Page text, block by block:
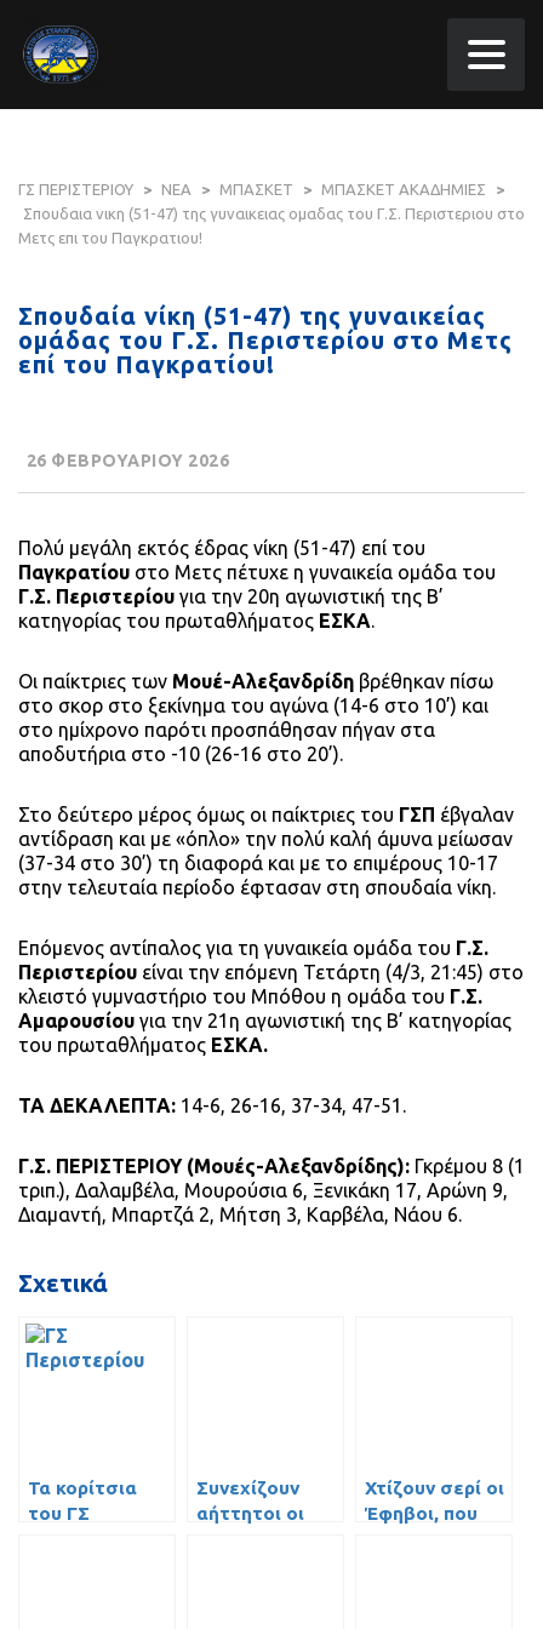
ΓΣ ΠΕΡΙΣΤΕΡΙΟΥ > ΝΕΑ > ΜΠΑΣΚΕΤ > ΜΠΑΣΚΕΤ ΑΚΑΔΗΜΙΕΣ
>
Σπουδαια νικη (51-47) της γυναικειας ομαδας του Γ.Σ. Περιστεριου στο
Μετς επι του Παγκρατιου!
Σπουδαία νίκη (51-47) της γυναικείας
ομάδας του Γ.Σ. Περιστερίου στο Μετς
επί του Παγκρατίου!
26 ΦΕΒΡΟΥΑΡΙΟΥ 2026
Πολύ μεγάλη εκτός έδρας νίκη (51-47) επί του
Παγκρατίου στο Μετς πέτυχε η γυναικεία ομάδα του
Γ.Σ. Περιστερίου για την 20η αγωνιστική της Β’
κατηγορίας του πρωταθλήματος ΕΣΚΑ.
Οι παίκτριες των Μουέ-Αλεξανδρίδη βρέθηκαν πίσω
στο σκορ στο ξεκίνημα του αγώνα (14-6 στο 10’) και
στο ημίχρονο παρότι προσπάθησαν πήγαν στα
αποδυτήρια στο -10 (26-16 στο 20’).
Στο δεύτερο μέρος όμως οι παίκτριες του ΓΣΠ έβγαλαν
αντίδραση και με «όπλο» την πολύ καλή άμυνα μείωσαν
(37-34 στο 30’) τη διαφορά και με το επιμέρους 10-17
στην τελευταία περίοδο έφτασαν στη σπουδαία νίκη.
Επόμενος αντίπαλος για τη γυναικεία ομάδα του Γ.Σ.
Περιστερίου είναι την επόμενη Τετάρτη (4/3, 21:45) στο
κλειστό γυμναστήριο του Μπόθου η ομάδα του Γ.Σ.
Αμαρουσίου για την 21η αγωνιστική της Β’ κατηγορίας
του πρωταθλήματος ΕΣΚΑ.
ΤΑ ΔΕΚΑΛΕΠΤΑ: 14-6, 26-16, 37-34, 47-51.
Γ.Σ. ΠΕΡΙΣΤΕΡΙΟΥ (Μουές-Αλεξανδρίδης): Γκρέμου 8 (1
τριπ.), Δαλαμβέλα, Μουρούσια 6, Ξενικάκη 17, Αρώνη 9,
Διαμαντή, Μπαρτζά 2, Μήτση 3, Καρβέλα, Νάου 6.
Σχετικά
Τα κορίτσια
του ΓΣ
Συνεχίζουν
αήττητοι οι
Χτίζουν σερί οι
Έφηβοι, που